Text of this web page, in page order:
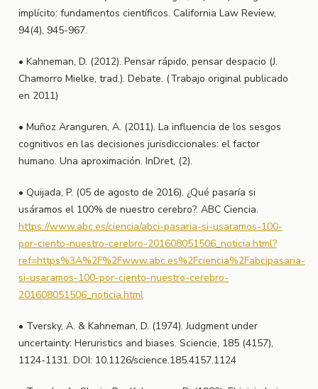
implícito: fundamentos científicos. California Law Review,
94(4), 945-967.
• Kahneman, D. (2012). Pensar rápido, pensar despacio (J.
Chamorro Mielke, trad.). Debate. (Trabajo original publicado
en 2011)
• Muñoz Aranguren, A. (2011). La influencia de los sesgos
cognitivos en las decisiones jurisdiccionales: el factor
humano. Una aproximación. InDret, (2).
• Quijada, P. (05 de agosto de 2016). ¿Qué pasaría si
usáramos el 100% de nuestro cerebro?. ABC Ciencia.
https://www.abc.es/ciencia/abci-pasaria-si-usaramos-100-
por-ciento-nuestro-cerebro-201608051506_noticia.html?
ref=https%3A%2F%2Fwww.abc.es%2Fciencia%2Fabcipasaria-
si-usaramos-100-por-ciento-nuestro-cerebro-
201608051506_noticia.html
• Tversky, A. & Kahneman, D. (1974). Judgment under
uncertainty: Heruristics and biases. Sciencie, 185 (4157),
1124-1131. DOI: 10.1126/science.185.4157.1124